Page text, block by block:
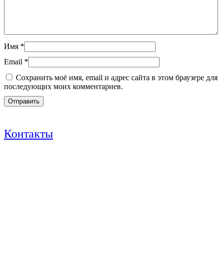
Имя *
Email *
Сохранить моё имя, email и адрес сайта в этом браузере для
последующих моих комментариев.
Контакты